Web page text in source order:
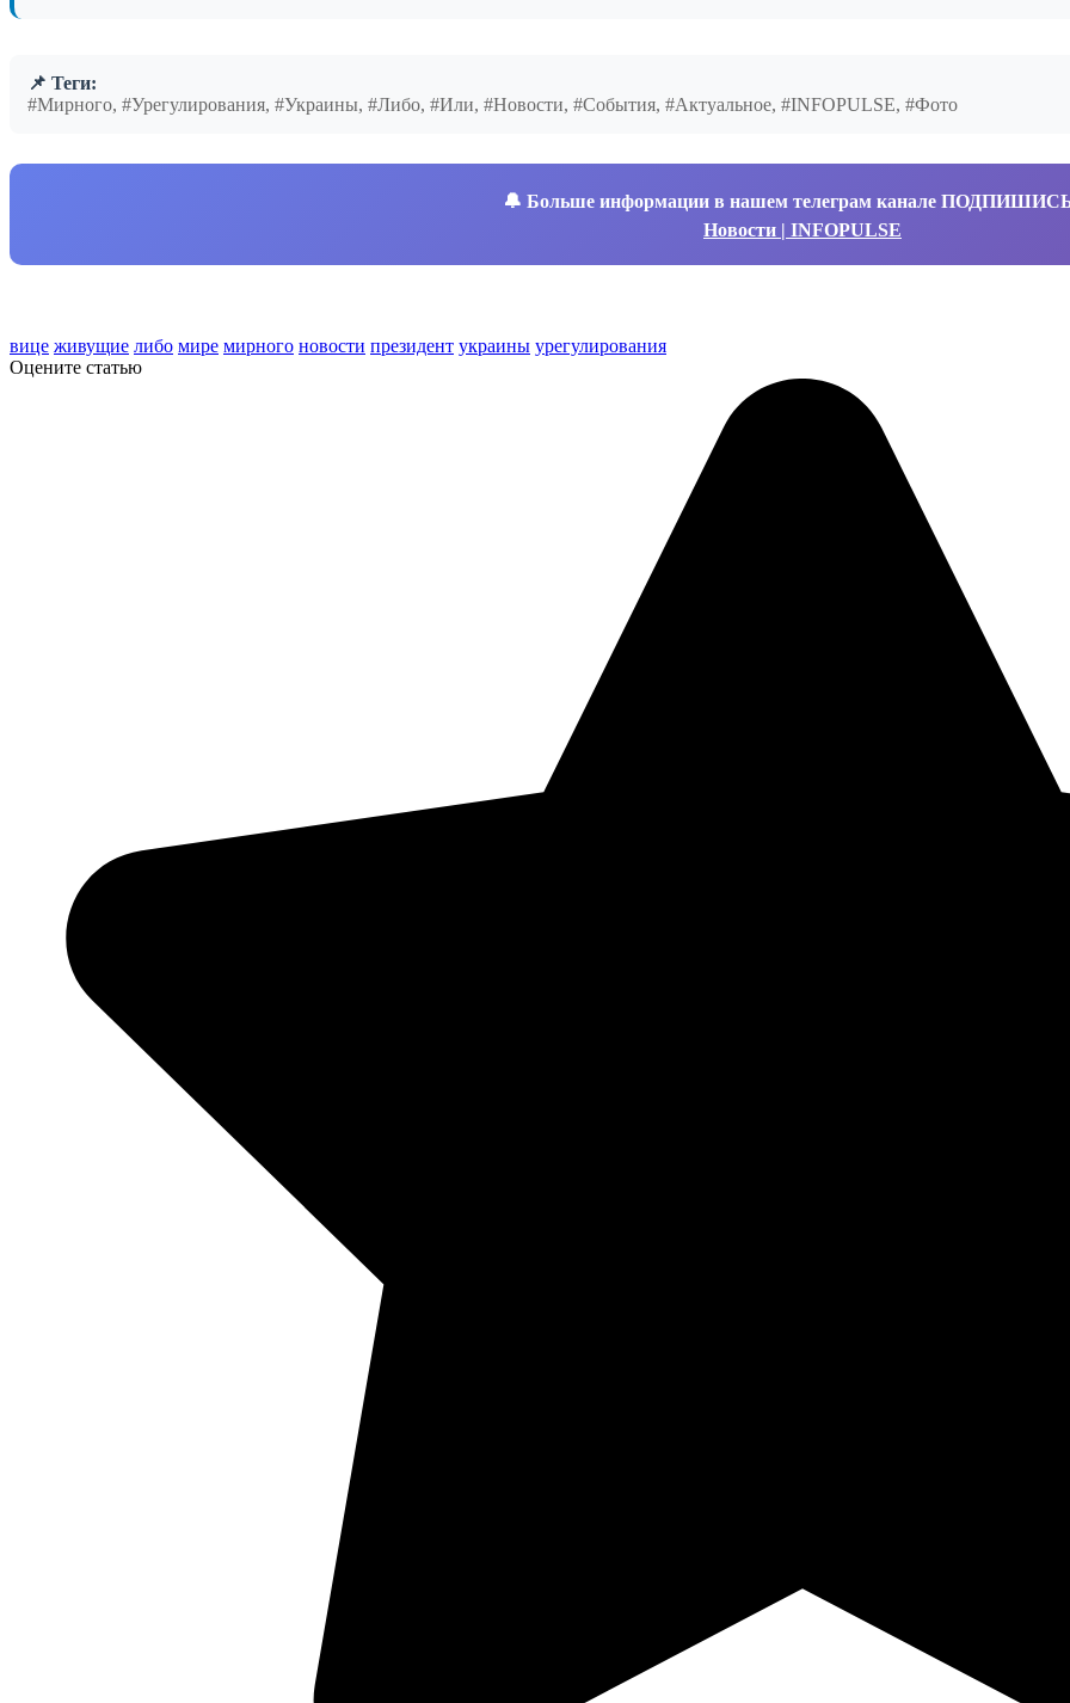
📌 Теги:
#Мирного, #Урегулирования, #Украины, #Либо, #Или, #Новости, #События, #Актуальное, #INFOPULSE, #Фото
🔔 Больше информации в нашем телеграм канале
Новости | INFOPULSE
вице живущие либо мире мирного новости президент украины урегулирования
Оцените статью